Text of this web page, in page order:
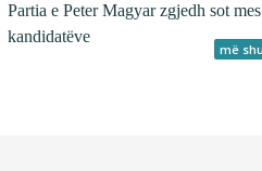
Partia e Peter Magyar zgjedh sot
kandidatëve
më